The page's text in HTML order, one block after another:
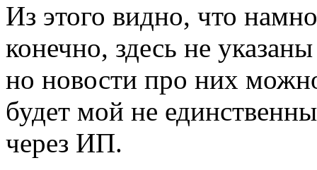
Из этого видно, что
конечно, здесь не
но новости про них
будет мой не
через ИП.